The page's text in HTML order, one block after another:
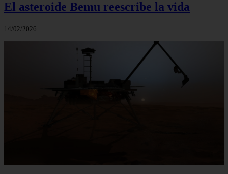
El asteroide Bemu reescribe la vida
14/02/2026